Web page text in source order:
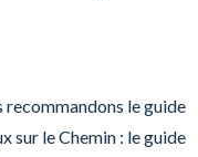
recommandons le guide
sur le Chemin : le guide